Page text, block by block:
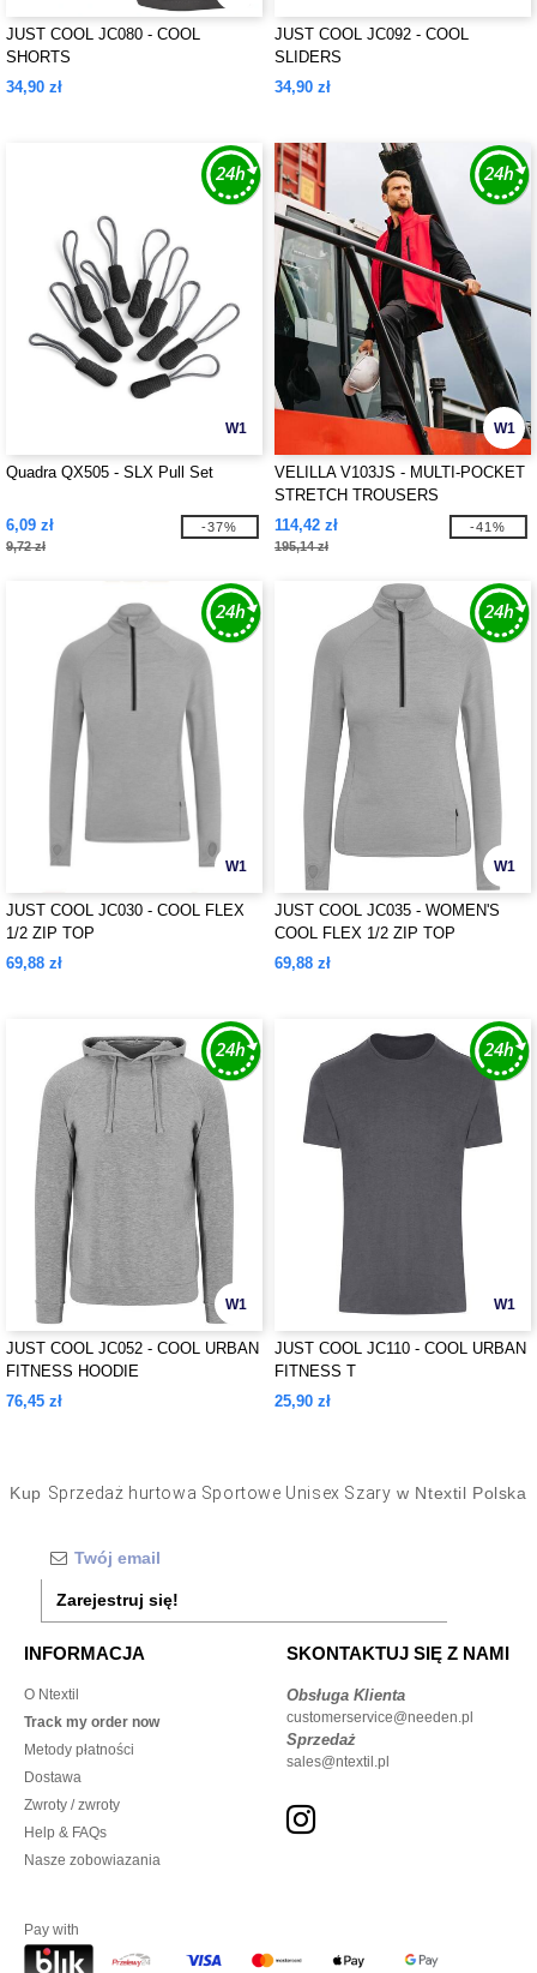
JUST COOL JC080 - COOL
SHORTS
34,90 zł
JUST COOL JC092 - COOL
SLIDERS
34,90 zł
W1
Quadra QX505 - SLX Pull Set
6,09 zł
9,72 zł
-37%
W1
VELILLA V103JS - MULTI-POCKET
STRETCH TROUSERS
114,42 zł
195,14 zł
-41%
W1
JUST COOL JC030 - COOL FLEX
1/2 ZIP TOP
69,88 zł
W1
JUST COOL JC035 - WOMEN'S
COOL FLEX 1/2 ZIP TOP
69,88 zł
W1
JUST COOL JC052 - COOL URBAN
FITNESS HOODIE
76,45 zł
W1
JUST COOL JC110 - COOL URBAN
FITNESS T
25,90 zł
Kup Sprzedaż hurtowa Sportowe Unisex Szary w Ntextil Polska
Zarejestruj się!
INFORMACJA
O Ntextil
Track my order now
Metody płatności
Dostawa
Zwroty / zwroty
Help & FAQs
Nasze zobowiazania
SKONTAKTUJ SIĘ Z NAMI
Obsługa Klienta
customerservice@needen.pl
Sprzedaż
sales@ntextil.pl
Pay with